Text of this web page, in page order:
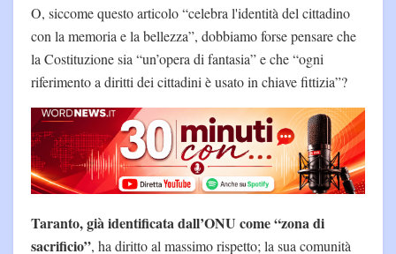
O, siccome questo articolo “celebra l'identità del cittadino
con la memoria e la bellezza”, dobbiamo forse pensare che
la Costituzione sia “un’opera di fantasia” e che “ogni
riferimento a diritti dei cittadini è usato in chiave fittizia”?
Taranto, già identificata dall’ONU come “zona di
sacrificio”, ha diritto al massimo rispetto; la sua comunità